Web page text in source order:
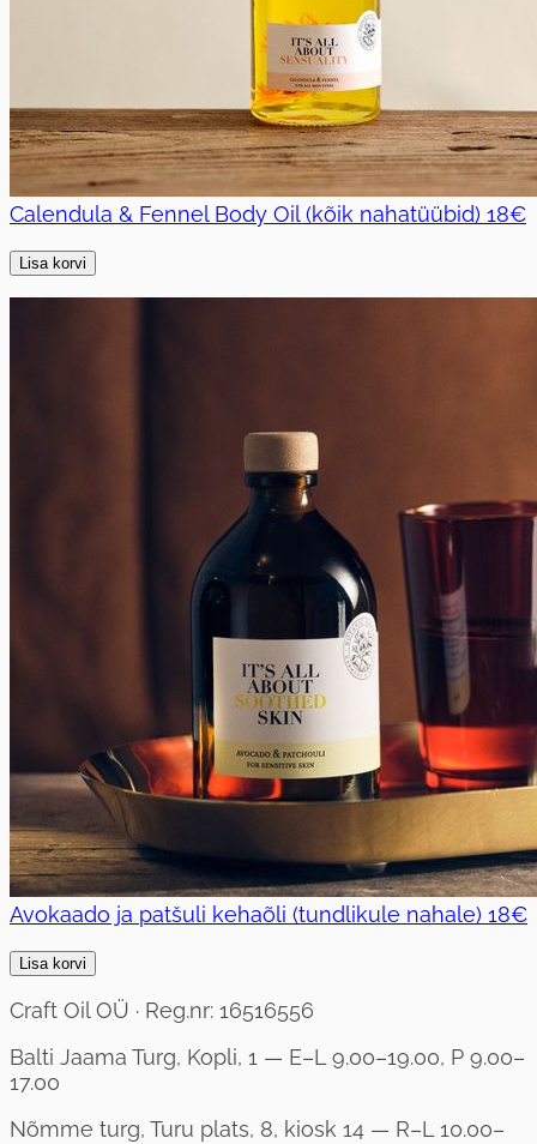
Calendula & Fennel Body Oil (kõik nahatüübid) 18€
Lisa korvi
Avokaado ja patšuli kehaõli (tundlikule nahale) 18€
Lisa korvi
Craft Oil OÜ · Reg.nr: 16516556
Balti Jaama Turg, Kopli, 1 — E–L 9.00–19.00, P 9.00–
17.00
Nõmme turg, Turu plats, 8, kiosk 14 — R–L 10.00–